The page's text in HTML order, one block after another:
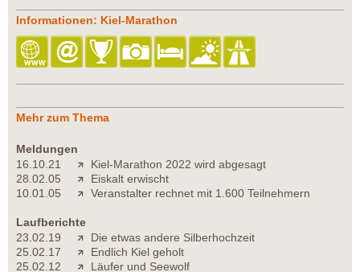
Informationen: Kiel-Marathon
Mehr zum Thema
Meldungen
16.10.21
Kiel-Marathon 2022 wird abgesagt
28.02.05
Eiskalt erwischt
10.01.05
Veranstalter rechnet mit 1.600 Teilnehmern
Laufberichte
23.02.19
Die etwas andere Silberhochzeit
25.02.17
Endlich Kiel geholt
25.02.12
Läufer und Seewolf